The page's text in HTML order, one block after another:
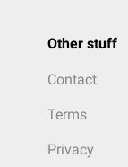
Other stuff
Contact
Terms
Privacy